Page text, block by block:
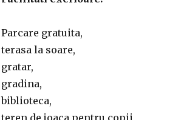
Parcare gratuita,
terasa la soare,
gratar,
gradina,
biblioteca,